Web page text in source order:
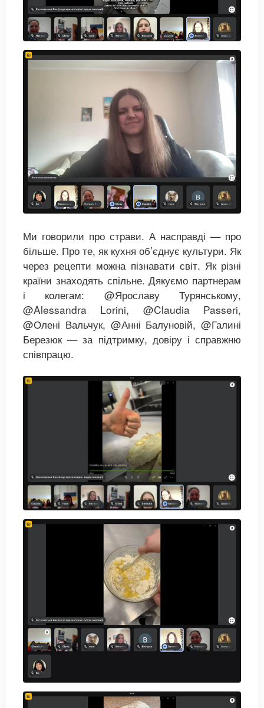
Ми говорили про страви. А насправді — про
більше. Про те, як кухня об’єднує культури. Як
через рецепти можна пізнавати світ. Як різні
країни знаходять спільне. Дякуємо партнерам
і колегам: @Ярославу Турянському,
@Alessandra Lorini, @Claudia Passeri,
@Олені Вальчук, @Анні Балуновій, @Галині
Березюк — за підтримку, довіру і справжню
співпрацю.